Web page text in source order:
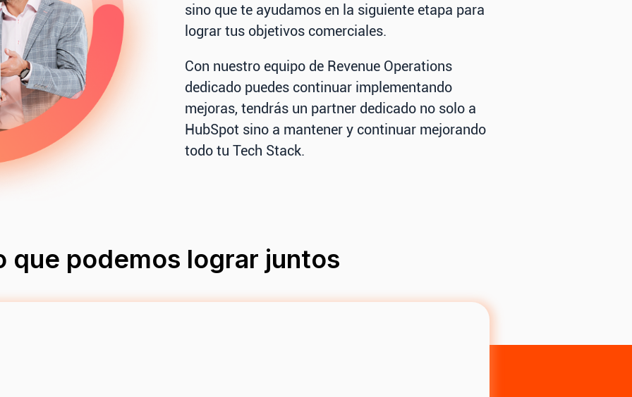
sino que te ayudamos en la siguiente etapa para
lograr tus objetivos comerciales.
Con nuestro equipo de Revenue Operations
dedicado puedes continuar implementando
mejoras, tendrás un partner dedicado no solo a
HubSpot sino a mantener y continuar mejorando
todo tu Tech Stack.
que podemos lograr juntos